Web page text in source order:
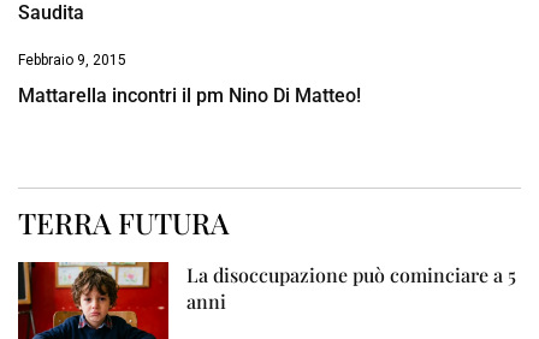
Saudita
Febbraio 9, 2015
Mattarella incontri il pm Nino Di Matteo!
TERRA FUTURA
La disoccupazione può cominciare a 5
anni